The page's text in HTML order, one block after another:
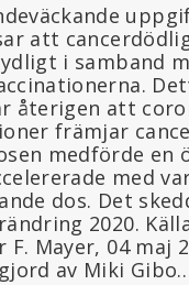
att
i samband
återigen att
främjar
medförde en
med
dos. Det
2020.
F. Mayer, 04 maj
av Miki